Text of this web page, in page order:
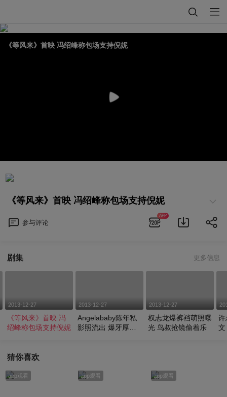
《等风来》首映 冯绍峰称包场支持倪妮
《等风来》首映 冯绍峰称包场支持倪妮
参与评论
APP
剧集 更多信息
2013-12-27
《等风来》首映 冯
绍峰称包场支持倪妮
2013-12-27
Angelababy陈年私
影照流出 爆牙厚唇
2013-12-27
权志龙爆裤裆萌照曝
光 鸟叔抢镜偷着乐
许
文
猜你喜欢
app观看 app观看 app观看